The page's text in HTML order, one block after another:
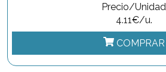
Precio/Unidad
4.11€/u.
COMPRAR